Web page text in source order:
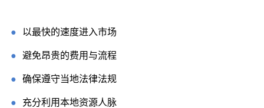
● 以最快的速度进入市场
● 避免昂贵的费用与流程
● 确保遵守当地法律法规
● 充分利用本地资源人脉